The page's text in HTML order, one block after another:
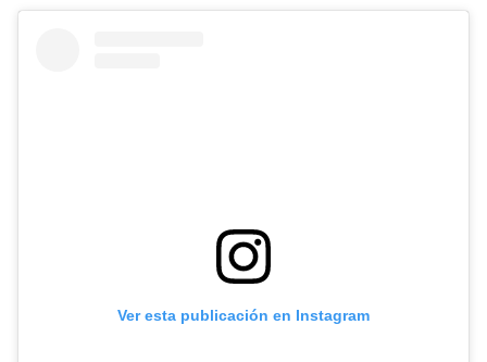
Ver esta publicación en Instagram